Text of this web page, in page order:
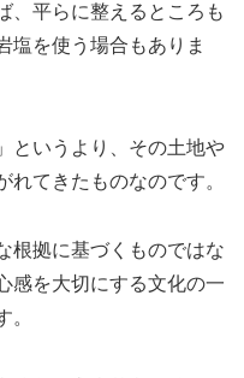
、平らに整えるところも
塩を使う場合もありま
というより、その土地や
れてきたものなのです。
根拠に基づくものではな
感を大切にする文化の一
。